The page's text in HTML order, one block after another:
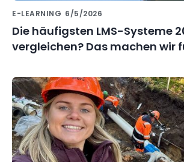
E-LEARNING 6/5/2026
Die häufigsten LMS-Systeme
vergleichen? Das machen wir